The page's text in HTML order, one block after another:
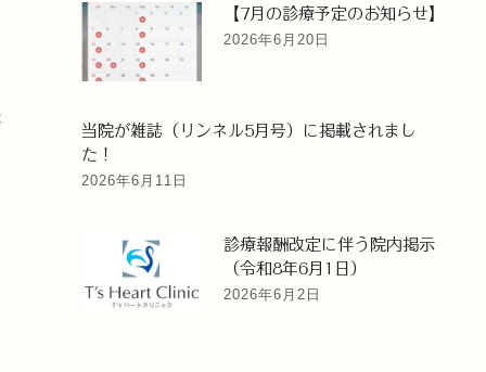
【7月の診療予定のお知らせ】
2026年6月20日
当院が雑誌（リンネル5月号）に掲載されまし
た！
2026年6月11日
診療報酬改定に伴う院内掲示
（令和8年6月1日）
2026年6月2日